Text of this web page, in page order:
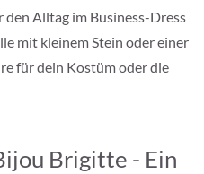
den Alltag im Business-Dress
mit kleinem Stein oder einer
für dein Kostüm oder die
Brigitte - Ein